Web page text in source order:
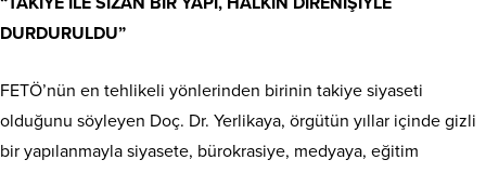
DURDURULDU”
FETÖ’nün en tehlikeli yönlerinden birinin takiye siyaseti
olduğunu söyleyen Doç. Dr. Yerlikaya, örgütün yıllar içinde gizli
bir yapılanmayla siyasete, bürokrasiye, medyaya, eğitim